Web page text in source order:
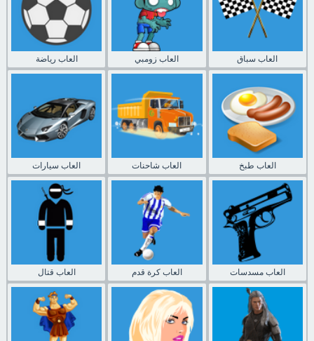
العاب رياضة العاب زومبي العاب سباق
العاب سيارات العاب شاحنات العاب طبخ
العاب قتال العاب كرة قدم العاب مسدسات